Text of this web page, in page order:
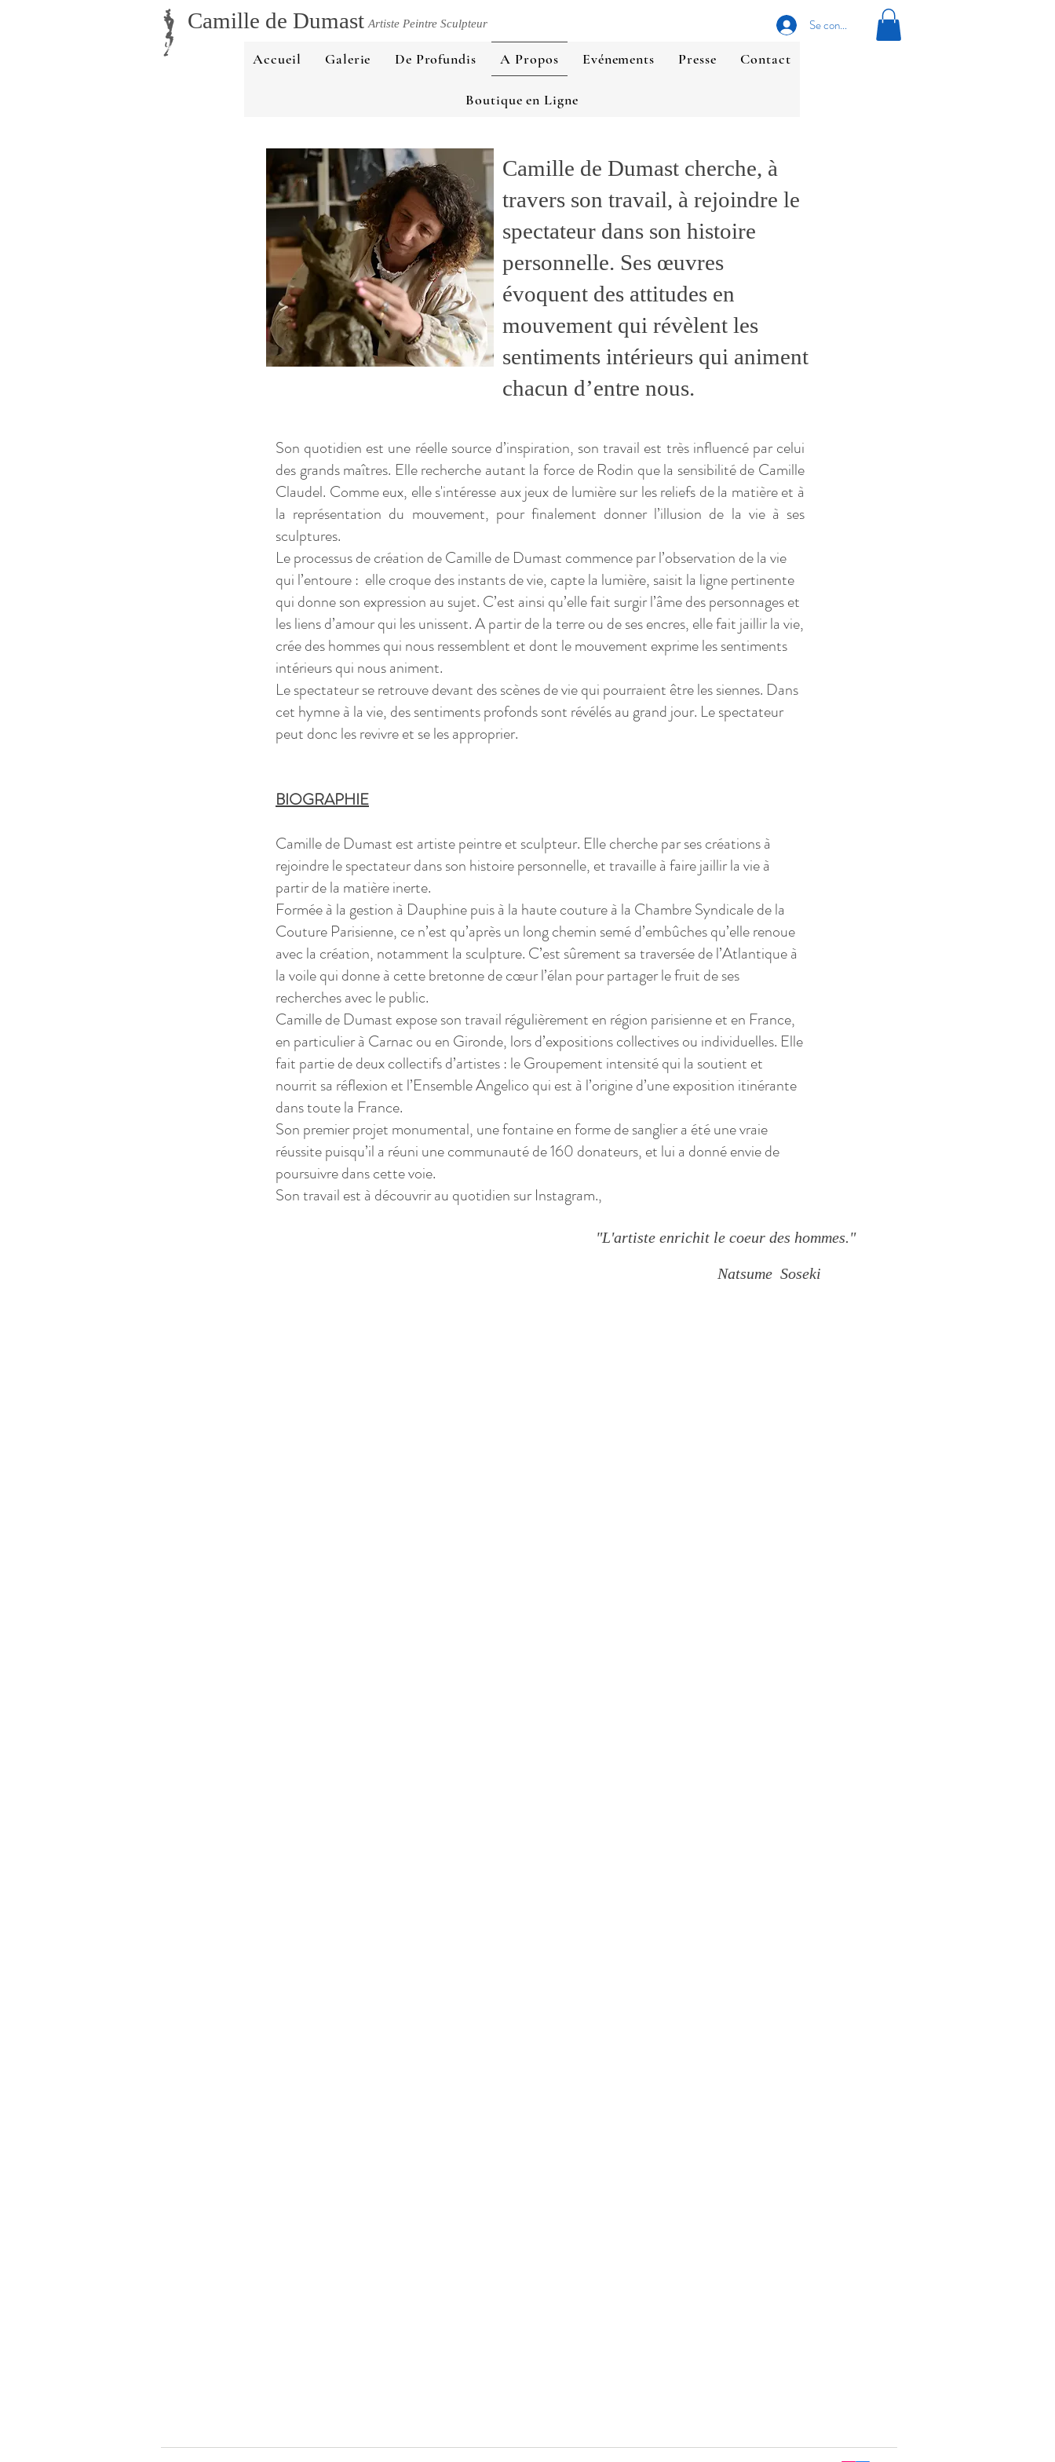
Camille de Dumast Artiste Peintre Sculpteur
Se connecter
Accueil
Galerie De Profundis A Propos Evénements Presse Contact
Boutique en Ligne
"L'artiste enrichit le coeur des hommes."
Natsume Soseki
Camille de Dumast cherche, à
travers son travail, à rejoindre le
spectateur dans son histoire
personnelle. Ses œuvres
évoquent des attitudes en
mouvement qui révèlent les
sentiments intérieurs qui animent
chacun d’entre nous.
Son quotidien est une réelle source d’inspiration, son travail est très influencé par celui
des grands maîtres. Elle recherche autant la force de Rodin que la sensibilité de Camille
Claudel. Comme eux, elle s'intéresse aux jeux de lumière sur les reliefs de la matière et à
la représentation du mouvement, pour finalement donner l’illusion de la vie à ses
sculptures.
Le processus de création de Camille de Dumast commence par l’observation de la vie
qui l’entoure : elle croque des instants de vie, capte la lumière, saisit la ligne pertinente
qui donne son expression au sujet. C’est ainsi qu’elle fait surgir l’âme des personnages et
les liens d’amour qui les unissent. A partir de la terre ou de ses encres, elle fait jaillir la vie,
crée des hommes qui nous ressemblent et dont le mouvement exprime les sentiments
intérieurs qui nous animent.
Le spectateur se retrouve devant des scènes de vie qui pourraient être les siennes. Dans
cet hymne à la vie, des sentiments profonds sont révélés au grand jour. Le spectateur
peut donc les revivre et se les approprier.
BIOGRAPHIE
Camille de Dumast est artiste peintre et sculpteur. Elle cherche par ses créations à
rejoindre le spectateur dans son histoire personnelle, et travaille à faire jaillir la vie à
partir de la matière inerte.
Formée à la gestion à Dauphine puis à la haute couture à la Chambre Syndicale de la
Couture Parisienne, ce n’est qu’après un long chemin semé d’embûches qu’elle renoue
avec la création, notamment la sculpture. C’est sûrement sa traversée de l’Atlantique à
la voile qui donne à cette bretonne de cœur l’élan pour partager le fruit de ses
recherches avec le public.
Camille de Dumast expose son travail régulièrement en région parisienne et en France,
en particulier à Carnac ou en Gironde, lors d’expositions collectives ou individuelles. Elle
fait partie de deux collectifs d’artistes : le Groupement intensité qui la soutient et
nourrit sa réflexion et l’Ensemble Angelico qui est à l’origine d’une exposition itinérante
dans toute la France.
Son premier projet monumental, une fontaine en forme de sanglier a été une vraie
réussite puisqu’il a réuni une communauté de 160 donateurs, et lui a donné envie de
poursuivre dans cette voie.
Son travail est à découvrir au quotidien surInstagram.,